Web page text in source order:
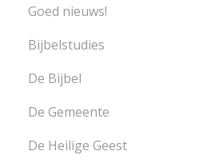
Goed nieuws!
Bijbelstudies
De Bijbel
De Gemeente
De Heilige Geest